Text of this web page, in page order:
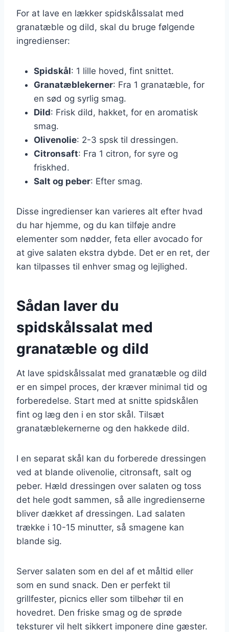
For at lave en lækker spidskålssalat med
granatæble og dild, skal du bruge følgende
ingredienser:
Spidskål: 1 lille hoved, fint snittet.
Granatæblekerner: Fra 1 granatæble, for
en sød og syrlig smag.
Dild: Frisk dild, hakket, for en aromatisk
smag.
Olivenolie: 2-3 spsk til dressingen.
Citronsaft: Fra 1 citron, for syre og
friskhed.
Salt og peber: Efter smag.
Disse ingredienser kan varieres alt efter hvad
du har hjemme, og du kan tilføje andre
elementer som nødder, feta eller avocado for
at give salaten ekstra dybde. Det er en ret, der
kan tilpasses til enhver smag og lejlighed.
Sådan laver du
spidskålssalat med
granatæble og dild
At lave spidskålssalat med granatæble og dild
er en simpel proces, der kræver minimal tid og
forberedelse. Start med at snitte spidskålen
fint og læg den i en stor skål. Tilsæt
granatæblekernerne og den hakkede dild.
I en separat skål kan du forberede dressingen
ved at blande olivenolie, citronsaft, salt og
peber. Hæld dressingen over salaten og toss
det hele godt sammen, så alle ingredienserne
bliver dækket af dressingen. Lad salaten
trække i 10-15 minutter, så smagene kan
blande sig.
Server salaten som en del af et måltid eller
som en sund snack. Den er perfekt til
grillfester, picnics eller som tilbehør til en
hovedret. Den friske smag og de sprøde
teksturer vil helt sikkert imponere dine gæster.